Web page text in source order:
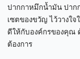
ปากกาหมึกน้ำมัน ปาก
เซตของขวัญ ไว้วางใ
ดีให้กับองค์กรของคุณ
ต้องการ